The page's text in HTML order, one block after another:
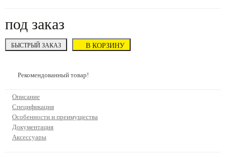
под заказ
БЫСТРЫЙ ЗАКАЗ В КОРЗИНУ
Рекомендованный товар!
Описание
Спецификация
Особенности и преимущества
Документация
Аксессуары